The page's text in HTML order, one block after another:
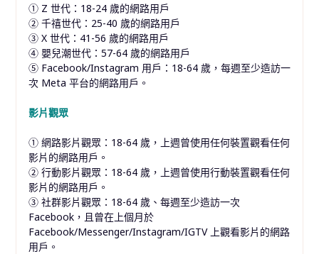
① Z 世代：18-24 歲的網路用戶
② 千禧世代：25-40 歲的網路用戶
③ X 世代：41-56 歲的網路用戶
④ 嬰兒潮世代：57-64 歲的網路用戶
⑤ Facebook/Instagram 用戶：18-64 歲，每週至少造訪一
次 Meta 平台的網路用戶。
影片觀眾
① 網路影片觀眾：18-64 歲，上週曾使用任何裝置觀看任何
影片的網路用戶。
② 行動影片觀眾：18-64 歲，上週曾使用行動裝置觀看任何
影片的網路用戶。
③ 社群影片觀眾：18-64 歲、每週至少造訪一次
Facebook，且曾在上個月於
Facebook/Messenger/Instagram/IGTV 上觀看影片的網路
用戶。